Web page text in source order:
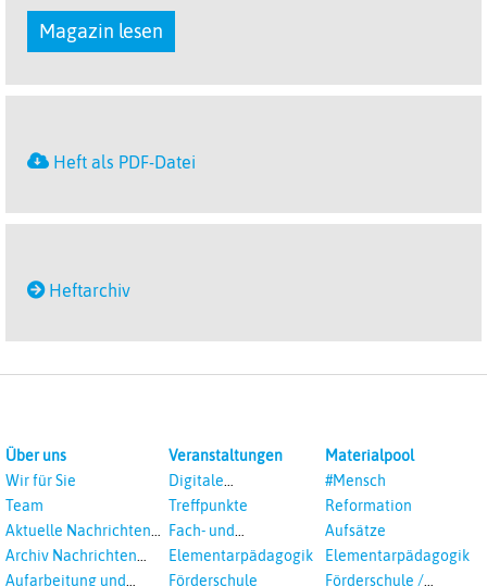
Magazin lesen
Heft als PDF-Datei
Heftarchiv
Über uns
Wir für Sie
Team
Aktuelle Nachrichten
aus dem RPI
Archiv Nachrichten
aus dem RPI ab 2018
Aufarbeitung und
Veranstaltungen
Digitale
Veranstaltungen
Treffpunkte
Fach- und
Studientagungen
Elementarpädagogik
Förderschule
Materialpool
#Mensch
Reformation
Aufsätze
Elementarpädagogik
Förderschule /